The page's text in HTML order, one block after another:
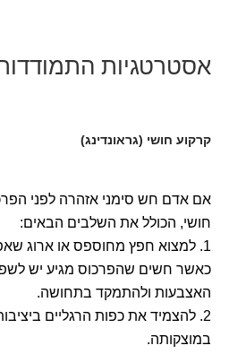
אסטרטגיות
קרקוע חושי (גראונדינג)
אם אדם חש סימני אזהרה לפני
חושי, הכולל את השלבים הבאים:
1. למצוא חפץ מחוספס או ארוג
כאשר חשים שהפרכוס מגיע יש
האצבעות ולהתמקד בתחושה.
2. להצמיד את כפות הרגליים
במוצקותה.